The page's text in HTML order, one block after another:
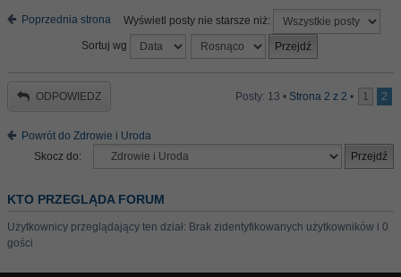
Poprzednia strona
Wyświetl posty nie starsze niż:
Sortuj wg
ODPOWIEDZ Posty: 13 • Strona 2 z 2 • 1 2
Powrót do Zdrowie i Uroda
Skocz do:
KTO PRZEGLĄDA FORUM
Użytkownicy przeglądający ten dział: Brak zidentyfikowanych użytkowników i 0
gości